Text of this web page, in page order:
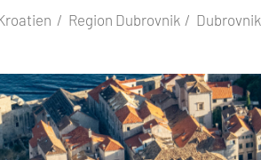
Region Dubrovnik Dubrovnik